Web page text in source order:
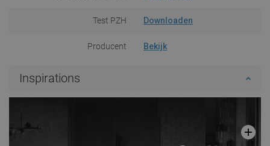
Test PZH Downloaden
Producent Bekijk
Inspirations